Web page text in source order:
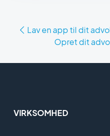
Lav en app til dit
Opret dit
VIRKSOMHED